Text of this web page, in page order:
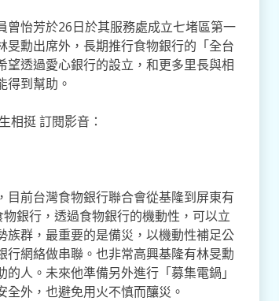
怡芳於26日於其服務處成立七堵區第一
勳出席外，長期推行食物銀行的「全台
透過愛心銀行的設立，和更多里長與相
得到幫助。
相挺 訂閱影音：
前台灣食物銀行聯合會從基隆到屏東有
銀行，透過食物銀行的機動性，可以立
群，最重要的是備災，以機動性補足公
網絡做串聯。也非常高興基隆有林旻勳
人。未來他準備另外進行「募集電鍋」
外，也避免用火不慎而釀災。